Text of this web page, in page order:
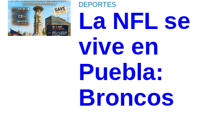
DEPORTES
La NFL se
vive en
Puebla:
Broncos